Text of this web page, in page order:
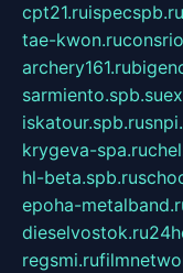
cpt21.ruispecspb.ru
tae-kwon.ru
archery161.ru
sarmiento.spb.su
iskatour.spb.ru
krygeva-spa.ru
hl-beta.spb.ru
epoha-
dieselvostok.ru
regsmi.ru